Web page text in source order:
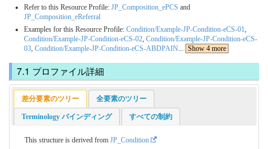
Refer to this Resource Profile: JP_Composition_ePCS and
JP_Composition_eReferral
Examples for this Resource Profile: Condition/Example-JP-Condition-eCS-01,
Condition/Example-JP-Condition-eCS-02, Condition/Example-JP-Condition-eCS-
03, Condition/Example-JP-Condition-eCS-ABDPAIN... Show 4 more
プロファイル詳細
差分要素のツリー 全要素のツリー
Terminology バインディング すべての制約
This structure is derived from JP_Condition